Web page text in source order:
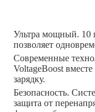
Ультра мощный. 10
позволяет
Современные
VoltageBoost
зарядку.
Безопасность.
защита от